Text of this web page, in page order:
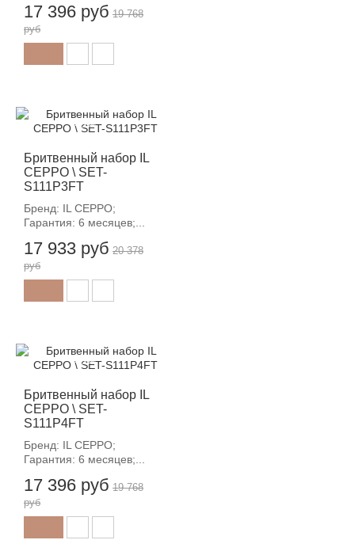
17 396 руб 19 768
руб
Бритвенный набор IL
CEPPO \ SET-
S111P3FT
Бренд: IL CEPPO;
Гарантия: 6 месяцев;...
17 933 руб
-12%
20 378
руб
Бритвенный набор IL
CEPPO \ SET-
S111P4FT
Бренд: IL CEPPO;
Гарантия: 6 месяцев;...
17 396 руб
-12%
19 768
руб